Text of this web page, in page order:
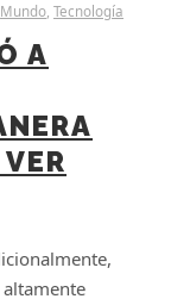
Mundo Tecnología
A